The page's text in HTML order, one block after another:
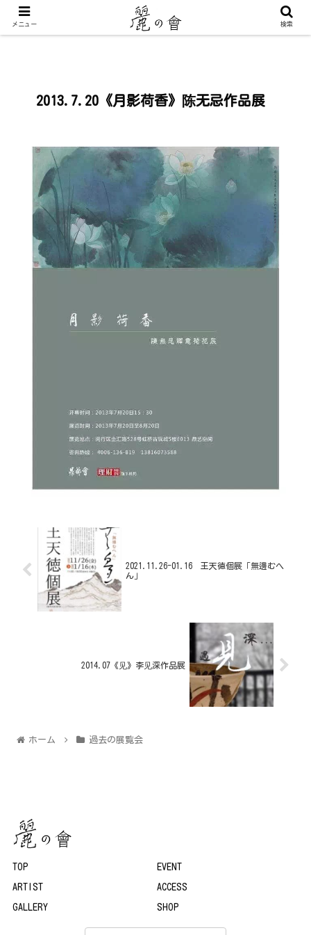
2013.7.20《月影荷香》陈无忌作品展
2021.11.26-01.16 王天徳個展「無邊むへ
ん」
2014.07《见》李见深作品展
ホーム 過去の展覧会
TOP EVENT
ARTIST ACCESS
GALLERY SHOP
メニュー 検索